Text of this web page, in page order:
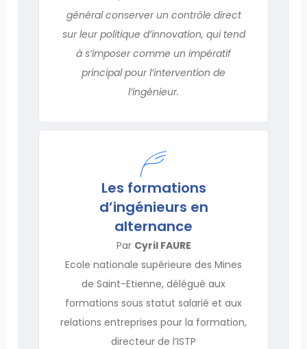
général conserver un contrôle direct
sur leur politique d’innovation, qui tend
à s’imposer comme un impératif
principal pour l’intervention de
l’ingénieur.
Les formations
d’ingénieurs en
alternance
Par Cyril FAURE
Ecole nationale supérieure des Mines
de Saint-Etienne, délégué aux
formations sous statut salarié et aux
relations entreprises pour la formation,
directeur de l’ISTP